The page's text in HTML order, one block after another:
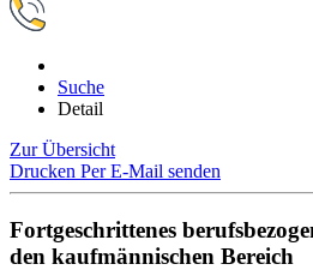
Suche
Detail
Zur Übersicht
Drucken Per E-Mail senden
Fortgeschrittenes
den kaufmännischen Bereich